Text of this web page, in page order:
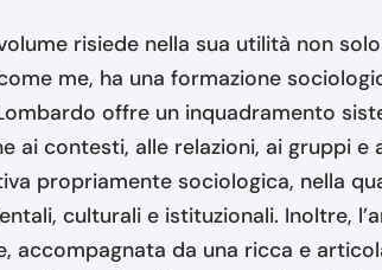
risiede nella sua utilità non
me, ha una formazione
offre un inquadramento
ai contesti, alle relazioni, ai gruppi e
propriamente sociologica, nella
culturali e istituzionali. Inoltre,
accompagnata da una ricca e